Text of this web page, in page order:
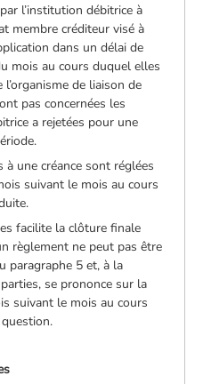
l’institution débitrice à
membre créditeur visé à
dans un délai de
mois au cours duquel elles
de liaison de
pas concernées les
a rejetées pour une
une créance sont réglées
suivant le mois au cours
facilite la clôture finale
règlement ne peut pas être
paragraphe 5 et, à la
se prononce sur la
suivant le mois au cours